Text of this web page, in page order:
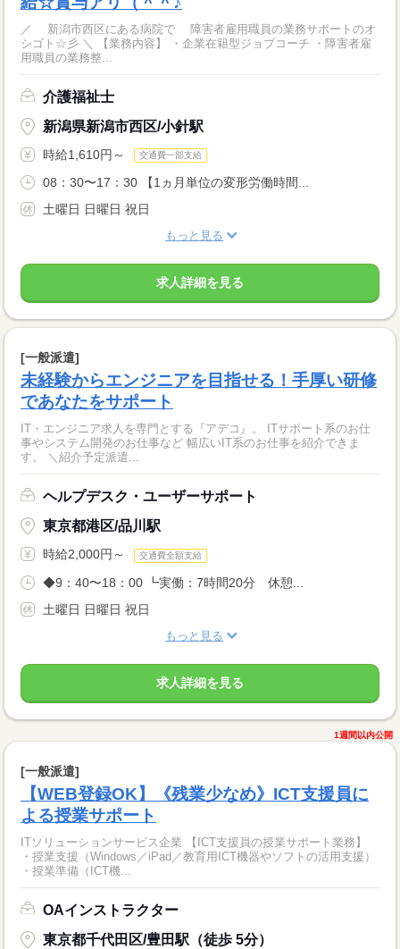
／ 新潟市西区にある病院で 障害者雇用職員の業務サポートのオ
シゴト☆彡 ＼ 【業務内容】 ・企業在籍型ジョブコーチ ・障害者雇
用職員の業務整...
介護福祉士
新潟県新潟市西区/小針駅
時給1,610円～ 交通費一部支給
08：30〜17：30 【1ヵ月単位の変形労働時間...
土曜日 日曜日 祝日
もっと見る
求人詳細を見る
[一般派遣]
未経験からエンジニアを目指せる！手厚い研修
であなたをサポート
IT・エンジニア求人を専門とする『アデコ』。 ITサポート系のお仕
事やシステム開発のお仕事など 幅広いIT系のお仕事を紹介できま
す。 ＼紹介予定派遣...
ヘルプデスク・ユーザーサポート
東京都港区/品川駅
時給2,000円～ 交通費全額支給
◆9：40〜18：00 ┗実働：7時間20分 休憩...
土曜日 日曜日 祝日
もっと見る
求人詳細を見る
1週間以内公開
[一般派遣]
【WEB登録OK】《残業少なめ》ICT支援員に
よる授業サポート
ITソリューションサービス企業 【ICT支援員の授業サポート業務】
・授業支援（Windows／iPad／教育用ICT機器やソフトの活用支援）
・授業準備（ICT機...
OAインストラクター
東京都千代田区/豊田駅（徒歩 5分）